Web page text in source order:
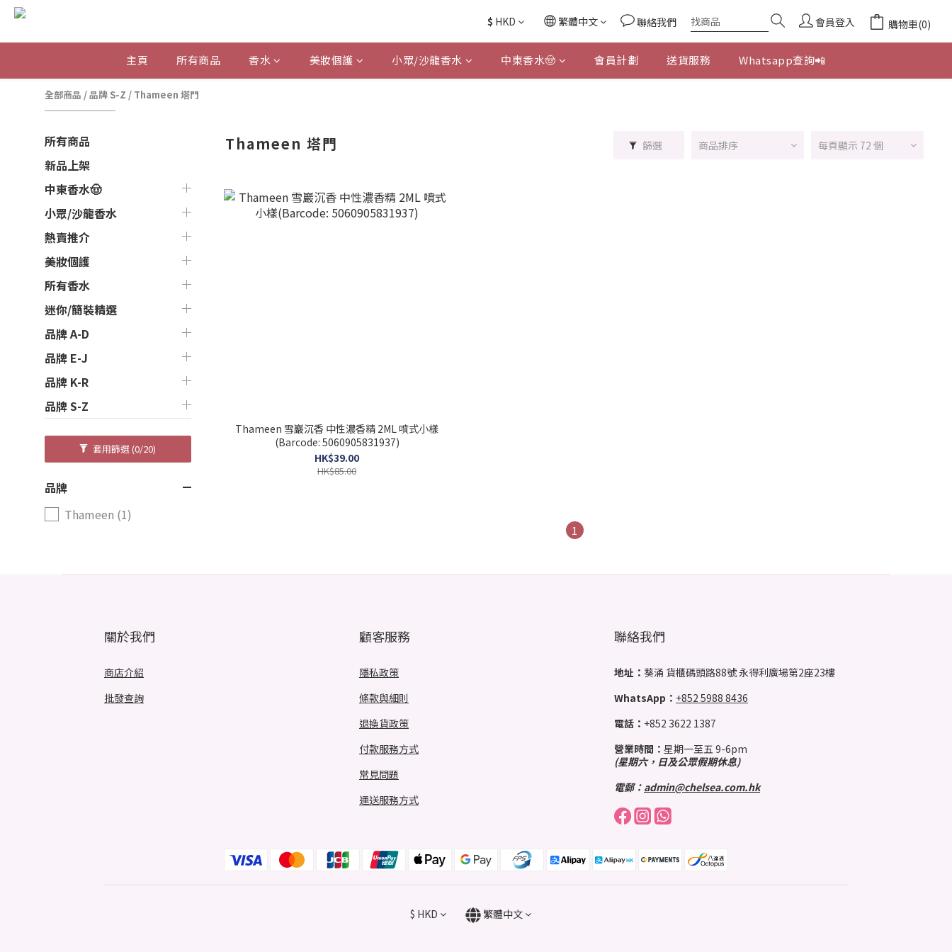
$ HKD 繁體中文 聯絡我們 會員登入 購物車(0)
主頁 所有商品 香水 美妝個護 小眾/沙龍香水 中東香水🤠 會員計劃 送貨服務 Whatsapp查詢📲
全部商品 /品牌 S-Z / Thameen 塔門
所有商品
新品上架
中東香水🤠
小眾/沙龍香水
熱賣推介
美妝個護
所有香水
迷你/簡裝精選
品牌 A-D
品牌 E-J
品牌 K-R
品牌 S-Z
套用篩選(0/20)
品牌
Thameen (1)
Thameen 塔門 篩選 商品排序 每頁顯示 72 個
Thameen 雪巖沉香 中性濃香精 2ML 噴式小樣
(Barcode: 5060905831937)
HK$39.00
HK$85.00
1
關於我們
商店介紹
批發查詢
顧客服務
隱私政策
條款與細則
退換貨政策
付款服務方式
常見問題
運送服務方式
聯絡我們
地址： 葵涌 貨櫃碼頭路88號 永得利廣場第2座23樓
WhatsApp： +852 5988 8436
電話： +852 3622 1387
營業時間： 星期一至五 9-6pm
(星期六，日及公眾假期休息)
電郵： admin@chelsea.com.hk
$ HKD 繁體中文